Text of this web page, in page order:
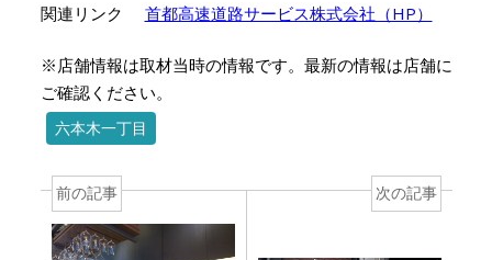
関連リンク
首都高速道路サービス株式会社（HP）
※店舗情報は取材当時の情報です。最新の情報は店舗に
ご確認ください。
六本木一丁目
前の記事 次の記事